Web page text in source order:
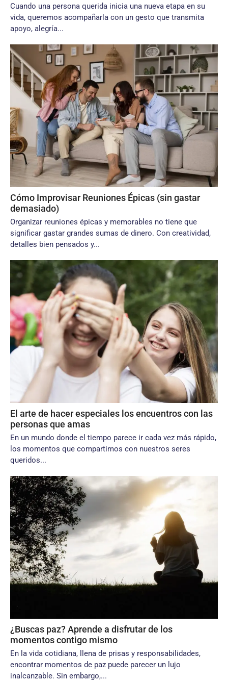
Cuando una persona querida inicia una nueva etapa en su
vida, queremos acompañarla con un gesto que transmita
apoyo, alegría...
Cómo Improvisar Reuniones Épicas (sin gastar
demasiado)
Organizar reuniones épicas y memorables no tiene que
significar gastar grandes sumas de dinero. Con creatividad,
detalles bien pensados y...
El arte de hacer especiales los encuentros con las
personas que amas
En un mundo donde el tiempo parece ir cada vez más rápido,
los momentos que compartimos con nuestros seres
queridos...
¿Buscas paz? Aprende a disfrutar de los
momentos contigo mismo
En la vida cotidiana, llena de prisas y responsabilidades,
encontrar momentos de paz puede parecer un lujo
inalcanzable. Sin embargo,...